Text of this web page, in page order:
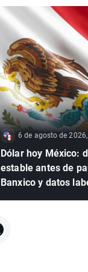
6 de agosto de
Dólar hoy México:
estable antes de
Banxico y datos